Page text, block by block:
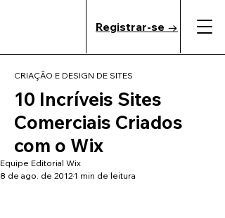
Registrar-se →
CRIAÇÃO E DESIGN DE SITES
10 Incríveis Sites
Comerciais Criados
com o Wix
Equipe Editorial Wix
8 de ago. de 2012 1 min de leitura